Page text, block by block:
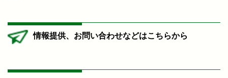
情報提供、お問い合わせなどはこちらから